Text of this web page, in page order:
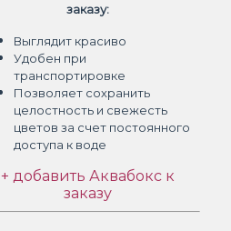
заказу:
Выглядит красиво
Удобен при
транспортировке
Позволяет сохранить
целостность и свежесть
цветов за счет постоянного
доступа к воде
+ добавить Аквабокс к
заказу